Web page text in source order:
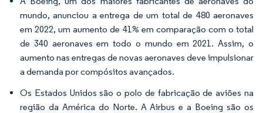
mundo, anunciou a entrega de um total de 480 aeronaves
em 2022, um aumento de 41% em comparação com o total
de 340 aeronaves em todo o mundo em 2021. Assim, o
aumento nas entregas de novas aeronaves deve impulsionar
a demanda por compósitos avançados.
Os Estados Unidos são o polo de fabricação de aviões na
região da América do Norte. A Airbus e a Boeing são os